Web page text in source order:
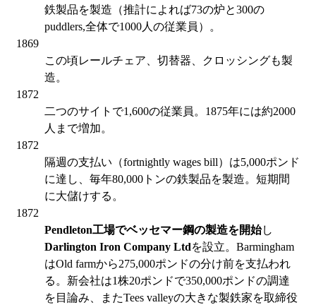
鉄製品を製造（推計によれば73の炉と300の
puddlers,全体で1000人の従業員）。
1869
この頃レールチェア、切替器、クロッシングも製
造。
1872
二つのサイトで1,600の従業員。1875年には約2000
人まで増加。
1872
隔週の支払い（fortnightly wages bill）は5,000ポンド
に達し、毎年80,000トンの鉄製品を製造。短期間
に大儲けする。
1872
Pendleton工場でベッセマー鋼の製造を開始し
Darlington Iron Company Ltdを設立。Barmingham
はOld farmから275,000ポンドの分け前を支払われ
る。新会社は1株20ポンドで350,000ポンドの調達
を目論み、またTees valleyの大きな製鉄家を取締役